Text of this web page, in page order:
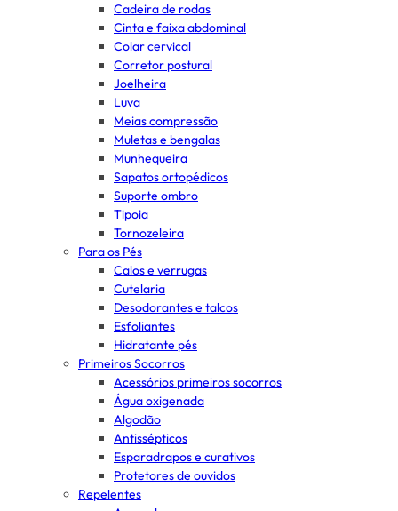
Cadeira de rodas
Cinta e faixa abdominal
Colar cervical
Corretor postural
Joelheira
Luva
Meias compressão
Muletas e bengalas
Munhequeira
Sapatos ortopédicos
Suporte ombro
Tipoia
Tornozeleira
Para os Pés
Calos e verrugas
Cutelaria
Desodorantes e talcos
Esfoliantes
Hidratante pés
Primeiros Socorros
Acessórios primeiros socorros
Água oxigenada
Algodão
Antissépticos
Esparadrapos e curativos
Protetores de ouvidos
Repelentes